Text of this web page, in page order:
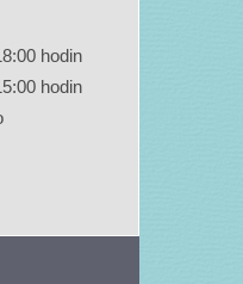
hodin
hodin